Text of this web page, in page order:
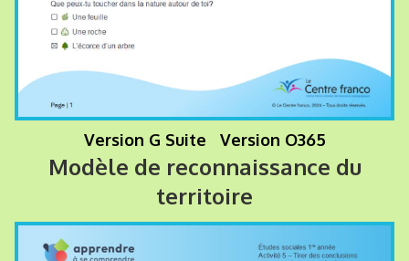
Version G Suite Version O365
Modèle de reconnaissance du
territoire